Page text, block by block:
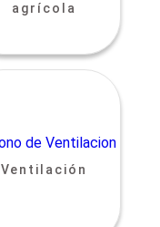
agrícola
Ventilación